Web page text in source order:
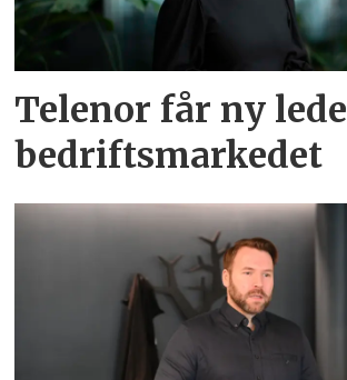
Telenor får ny
bedriftsmarkedet